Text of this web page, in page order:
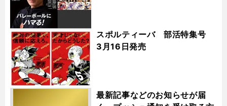
スポルティーバ 部活特集号
3月16日発売
最新記事などのお知らせが届